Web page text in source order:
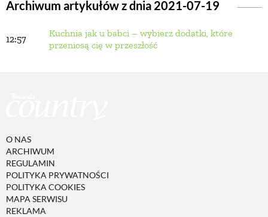
Archiwum artykułów z dnia 2021-07-19
12:57
Kuchnia jak u babci – wybierz dodatki, które
przeniosą cię w przeszłość
O NAS
ARCHIWUM
REGULAMIN
POLITYKA PRYWATNOŚCI
POLITYKA COOKIES
MAPA SERWISU
REKLAMA
BUDUJEMY DOM